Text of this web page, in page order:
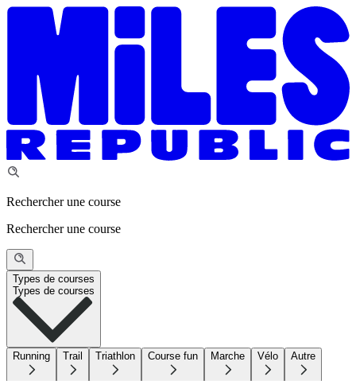
Rechercher une course
Rechercher une course
Types de courses
Types de courses
Running Trail Triathlon Course fun Marche Vélo Autre